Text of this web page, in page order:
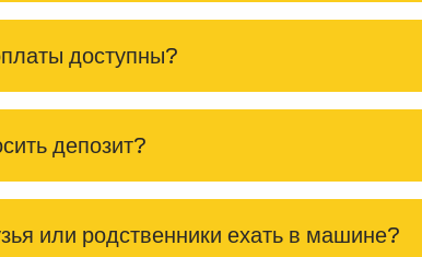
доступны?
депозит?
или родственники ехать в машине?